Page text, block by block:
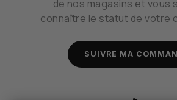
de nos magasins et vous
connaître le statut de votre
SUIVRE MA